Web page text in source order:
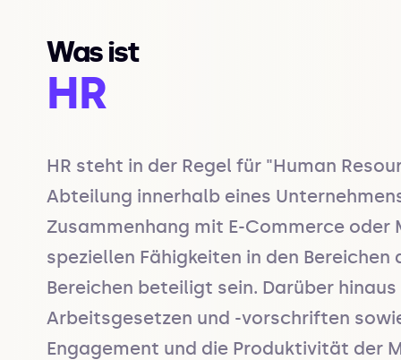
Was ist
HR
HR steht in der Regel für "Human
Abteilung innerhalb eines
Zusammenhang mit E-Commerce
speziellen Fähigkeiten in den
Bereichen beteiligt sein. Darüber
Arbeitsgesetzen und -vorschriften
Engagement und die Produktivität der